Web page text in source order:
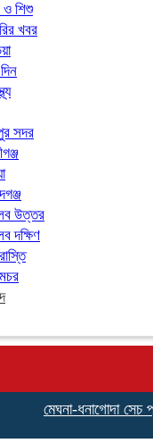
ও শিশু
খবর
সদর
উত্তর
দক্ষিণ
মেঘনা-ধনাগোদা সেচ